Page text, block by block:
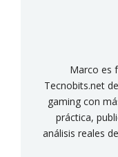
Marco es
Tecnobits.net
gaming con
práctica,
análisis reales